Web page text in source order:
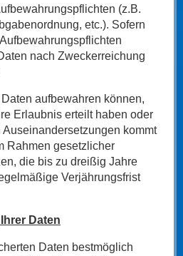
(z.B.
etc.). Sofern
nach Zweckerreichung
aufbewahren können,
Erlaubnis erteilt haben oder
kommt
Rahmen gesetzlicher
die bis zu dreißig Jahre
Verjährungsfrist
Daten
Daten bestmöglich